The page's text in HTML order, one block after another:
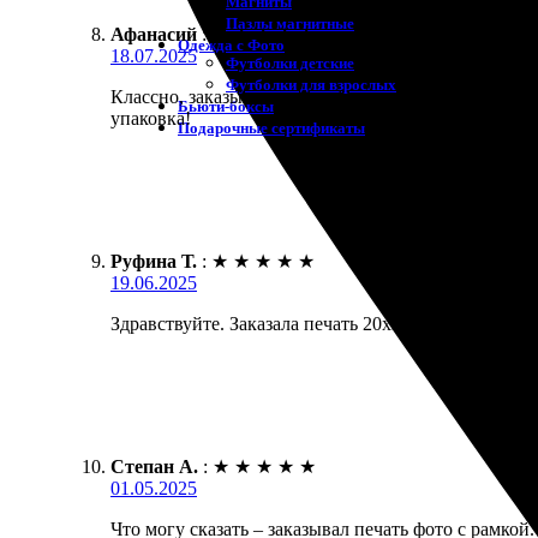
Пазлы магнитные
Одежда с Фото
Футболки детские
Футболки для взрослых
Бьюти-боксы
Подарочные сертификаты
Афанасий : ★ ★ ★ ★ ★
18.07.2025
Классно, заказывал печать фото с рамкой через
упаковка!
Руфина Т. : ★ ★ ★ ★ ★
19.06.2025
Здравствуйте. Заказала печать 20х20 с рамкой.
Степан А. : ★ ★ ★ ★ ★
01.05.2025
Что могу сказать – заказывал печать фото с